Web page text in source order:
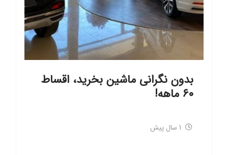
بدون نگرانی ماشین بخرید، اقساط
۶۰ ماهه!
1 سال پیش